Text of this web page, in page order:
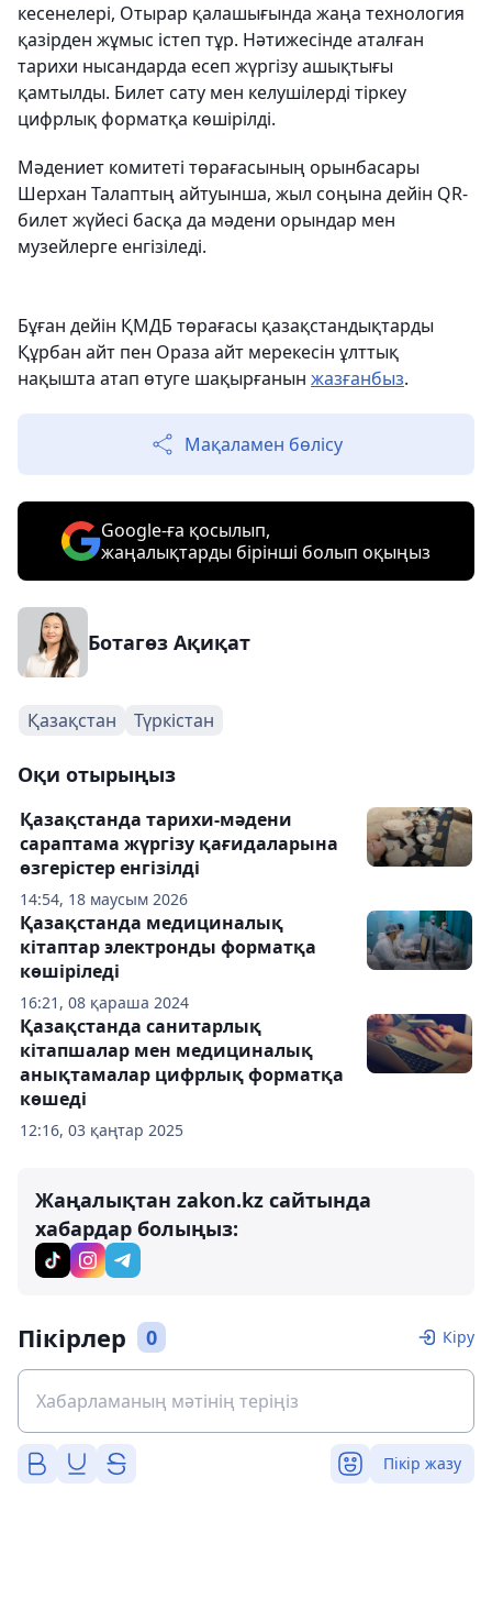
кесенелері, Отырар қалашығында жаңа технология
қазірден жұмыс істеп тұр. Нәтижесінде аталған
тарихи нысандарда есеп жүргізу ашықтығы
қамтылды. Билет сату мен келушілерді тіркеу
цифрлық форматқа көшірілді.
Мәдениет комитеті төрағасының орынбасары
Шерхан Талаптың айтуынша, жыл соңына дейін QR-
билет жүйесі басқа да мәдени орындар мен
музейлерге енгізіледі.
Бұған дейін ҚМДБ төрағасы қазақстандықтарды
Құрбан айт пен Ораза айт мерекесін ұлттық
нақышта атап өтуге шақырғанын жазғанбыз.
Мақаламен бөлісу
Google-ға қосылып,
жаңалықтарды бірінші болып оқыңыз
Ботагөз Ақиқат
Қазақстан Түркістан
Оқи отырыңыз
14:54, 18 маусым 2026
Қазақстанда тарихи-мәдени
сараптама жүргізу қағидаларына
өзгерістер енгізілді
16:21, 08 қараша 2024
Қазақстанда медициналық
кітаптар электронды форматқа
көшіріледі
12:16, 03 қаңтар 2025
Қазақстанда санитарлық
кітапшалар мен медициналық
анықтамалар цифрлық форматқа
көшеді
Жаңалықтан zakon.kz сайтында
хабардар болыңыз:
Пікірлер 0 Кіру
Пікір жазу